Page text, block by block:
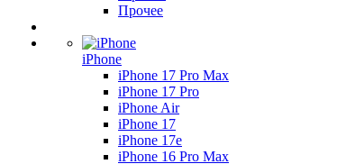
Прочее
iPhone
iPhone 17 Pro Max
iPhone 17 Pro
iPhone Air
iPhone 17
iPhone 17e
iPhone 16 Pro Max